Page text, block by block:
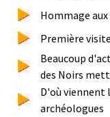
Hommage
Première
Beaucoup
des Noirs
D'où viennent
archéologues